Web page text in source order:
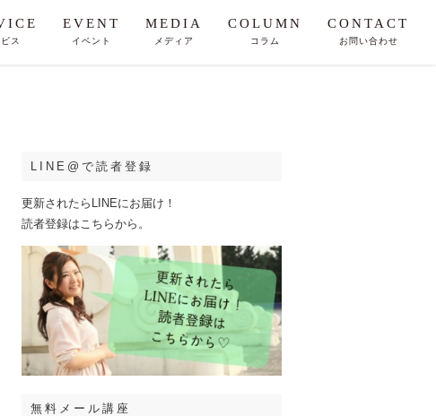
ス
EVENT
イベント
MEDIA
メディア
COLUMN
コラム
CONTACT
お問い合わせ
LINE@で読者登録
更新されたらLINEにお届け！
読者登録はこちらから。
無料メール講座